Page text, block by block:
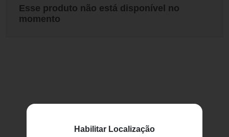
Habilitar Localização
Esse produto não está disponível no
momento